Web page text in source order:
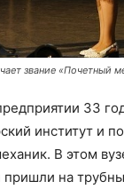
звание «Почетный
33
институт и
В этом
пришли на